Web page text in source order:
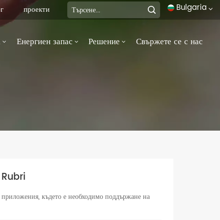
Bulgaria
English
проекти
Енергиен запас Решение Свържете се с нас
Rubri
където е необходимо поддържане на